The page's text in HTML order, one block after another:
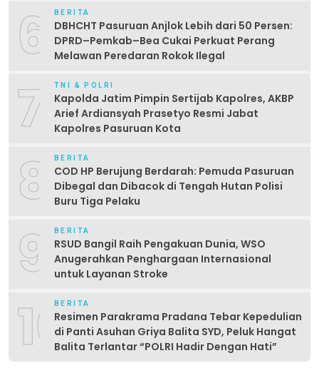
6 BERITA
DBHCHT Pasuruan Anjlok Lebih dari 50 Persen:
DPRD–Pemkab–Bea Cukai Perkuat Perang
Melawan Peredaran Rokok Ilegal
7 TNI & POLRI
Kapolda Jatim Pimpin Sertijab Kapolres, AKBP
Arief Ardiansyah Prasetyo Resmi Jabat
Kapolres Pasuruan Kota
8 BERITA
COD HP Berujung Berdarah: Pemuda Pasuruan
Dibegal dan Dibacok di Tengah Hutan Polisi
Buru Tiga Pelaku
9 BERITA
RSUD Bangil Raih Pengakuan Dunia, WSO
Anugerahkan Penghargaan Internasional
untuk Layanan Stroke
10BERITA
Resimen Parakrama Pradana Tebar Kepedulian
di Panti Asuhan Griya Balita SYD, Peluk Hangat
Balita Terlantar “POLRI Hadir Dengan Hati”